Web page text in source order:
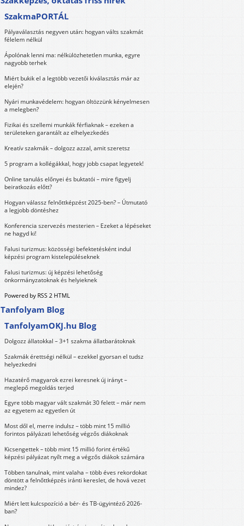
SzakmaPORTÁL
Pályaválasztás negyven után: hogyan válts szakmát
félelem nélkül
Ápolónak lenni ma: nélkülözhetetlen munka, egyre
nagyobb terhek
Miért bukik el a legtöbb vezetői kiválasztás már az
elején?
Nyári munkavédelem: hogyan öltözzünk kényelmesen
a melegben?
Fizikai és szellemi munkák férfiaknak – ezeken a
területeken garantált az elhelyezkedés
Kreatív szakmák – dolgozz azzal, amit szeretsz
5 program a kollégákkal, hogy jobb csapat legyetek!
Online tanulás előnyei és buktatói – mire figyelj
beiratkozás előtt?
Hogyan válassz felnőttképzést 2025-ben? – Útmutató
a legjobb döntéshez
Konferencia szervezés mesterien – Ezeket a lépéseket
ne hagyd ki!
Falusi turizmus: közösségi befektetésként indul
képzési program kistelepüléseknek
Falusi turizmus: új képzési lehetőség
önkormányzatoknak és helyieknek
Powered by RSS 2 HTML
Tanfolyam Blog
TanfolyamOKJ.hu Blog
Dolgozz állatokkal – 3+1 szakma állatbarátoknak
Szakmák érettségi nélkül – ezekkel gyorsan el tudsz
helyezkedni
Hazatérő magyarok ezrei keresnek új irányt –
meglepő megoldás terjed
Egyre több magyar vált szakmát 30 felett – már nem
az egyetem az egyetlen út
Most dől el, merre indulsz – több mint 15 millió
forintos pályázati lehetőség végzős diákoknak
Kicsengettek – több mint 15 millió forint értékű
képzési pályázat nyílt meg a végzős diákok számára
Többen tanulnak, mint valaha – több éves rekordokat
döntött a felnőttképzés iránti kereslet, de hová vezet
mindez?
Miért lett kulcspozíció a bér- és TB-ügyintéző 2026-
ban?